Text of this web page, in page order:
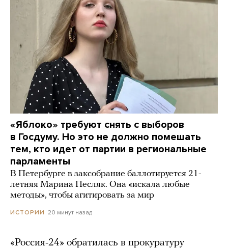
«Яблоко» требуют снять с выборов
в Госдуму. Но это не должно помешать
тем, кто идет от партии в региональные
парламенты
В Петербурге в заксобрание баллотируется 21-
летняя Марина Песляк. Она «искала любые
методы», чтобы агитировать за мир
ИСТОРИИ 20 минут назад
«Россия-24» обратилась в прокуратуру